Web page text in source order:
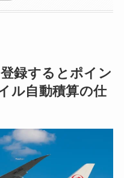
録するとポイン
ル自動積算の仕